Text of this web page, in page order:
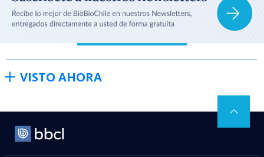
VISTO AHORA